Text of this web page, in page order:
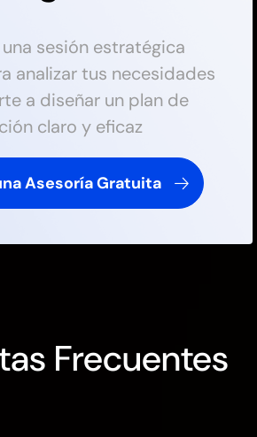
sesión estratégica
analizar tus necesidades
a diseñar un plan de
claro y eficaz
Asesoría Gratuita
Frecuentes